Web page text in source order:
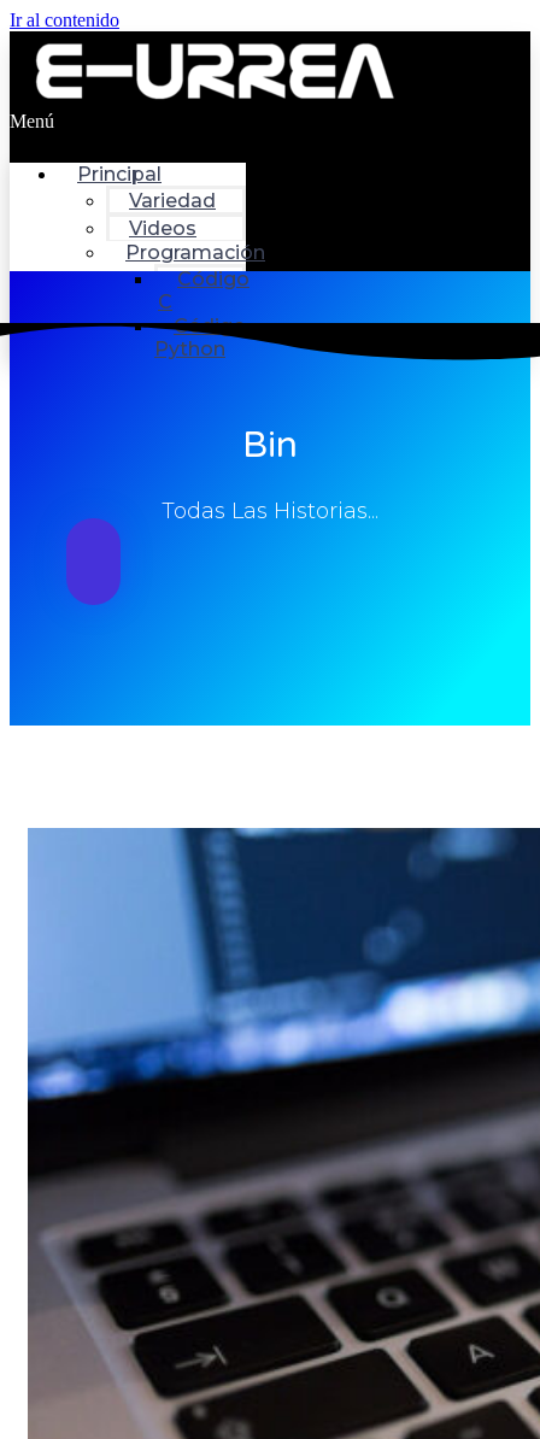
Ir al contenido
Menú
Principal
Variedad
Videos
Programación
Código
C
Código
Python
Bin
Todas Las Historias...